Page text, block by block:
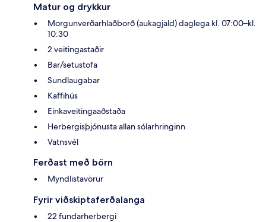
Matur og drykkur
Morgunverðarhlaðborð (aukagjald) daglega kl. 07:00–kl.
10:30
2 veitingastaðir
Bar/setustofa
Sundlaugabar
Kaffihús
Einkaveitingaaðstaða
Herbergisþjónusta allan sólarhringinn
Vatnsvél
Ferðast með börn
Myndlistavörur
Fyrir viðskiptaferðalanga
22 fundarherbergi